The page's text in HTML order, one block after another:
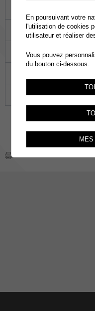
09 10
30 31
En poursuivant votre
l'utilisation de cookies
utilisateur et réaliser
Vous pouvez
du bouton ci-dessous.